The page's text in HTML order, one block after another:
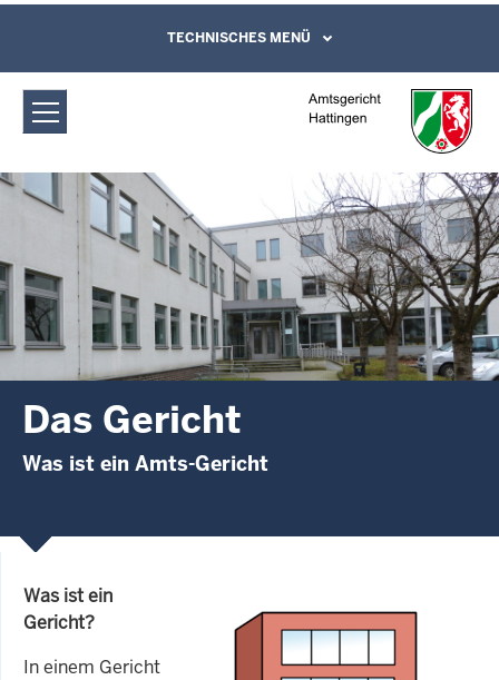
Amtsgericht Hattingen: Das Gericht
Direkt zum Inhalt
Leichte Sprache, Gebärdensprachenvideo
und Kontaktformular
TECHNISCHES MENÜ
Das Gericht
Was ist ein Amts-Gericht
Was ist ein
Gericht?
In einem Gericht